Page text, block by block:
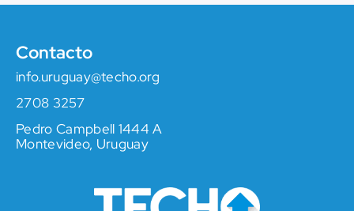
Contacto
info.uruguay@techo.org
2708 3257
Pedro Campbell 1444 A
Montevideo, Uruguay